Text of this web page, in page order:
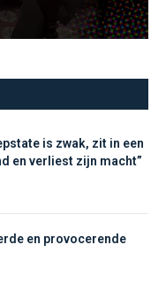
is zwak, zit in een
en verliest zijn macht”
en provocerende